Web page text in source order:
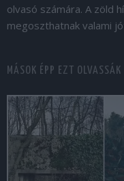
olvasó számára. A zöld
megoszthatnak valami
MÁSOK ÉPP EZT OLVASSÁK